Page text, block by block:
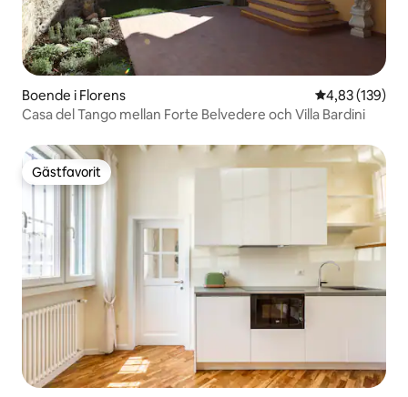
Boende i Florens 4,83 av 5 i
4,83 (139)
Casa del Tango mellan Forte Belvedere och Villa Bardini
Gästfavorit
Gästfavorit